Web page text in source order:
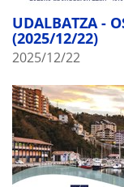
UDALBATZA -
(2025/12/22)
2025/12/22